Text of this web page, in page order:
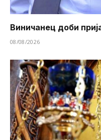
Виничанец доби
08/08/2026